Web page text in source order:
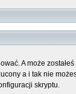
A może
a i tak nie
skryptu.